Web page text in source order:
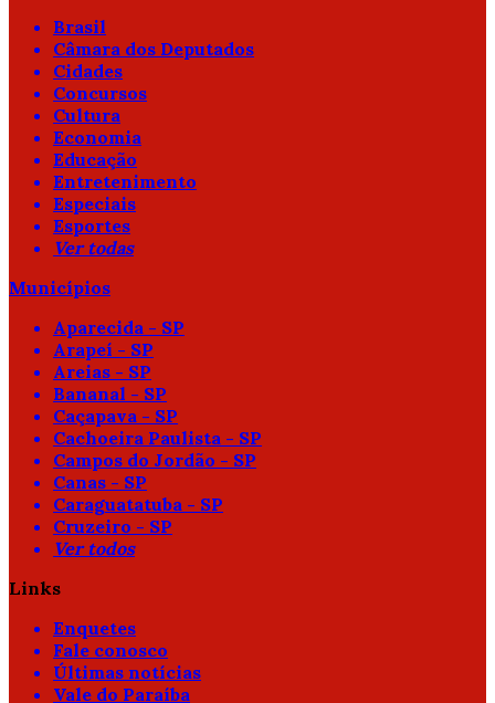
Brasil
Câmara dos Deputados
Cidades
Concursos
Cultura
Economia
Educação
Entretenimento
Especiais
Esportes
Ver todas
Municípios
Aparecida - SP
Arapeí - SP
Areias - SP
Bananal - SP
Caçapava - SP
Cachoeira Paulista - SP
Campos do Jordão - SP
Canas - SP
Caraguatatuba - SP
Cruzeiro - SP
Ver todos
Links
Enquetes
Fale conosco
Últimas notícias
Vale do Paraíba